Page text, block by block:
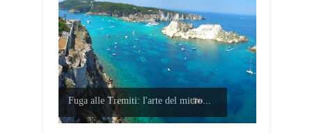
Fuga alle Tremiti: l'arte del micro...